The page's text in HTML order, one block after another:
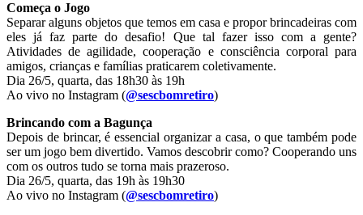
Começa o Jogo
Separar alguns objetos que temos em casa e propor brincadeiras com
eles já faz parte do desafio! Que tal fazer isso com a gente?
Atividades de agilidade, cooperação e consciência corporal para
amigos, crianças e famílias praticarem coletivamente.
Dia 26/5, quarta, das 18h30 às 19h
Ao vivo no Instagram (@sescbomretiro)
Brincando com a Bagunça
Depois de brincar, é essencial organizar a casa, o que também pode
ser um jogo bem divertido. Vamos descobrir como? Cooperando uns
com os outros tudo se torna mais prazeroso.
Dia 26/5, quarta, das 19h às 19h30
Ao vivo no Instagram (@sescbomretiro)